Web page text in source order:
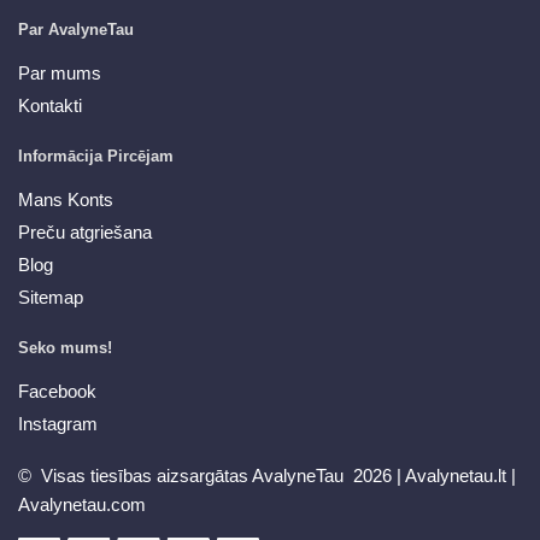
Par AvalyneTau
Par mums
Kontakti
Informācija Pircējam
Mans Konts
Preču atgriešana
Blog
Sitemap
Seko mums!
Facebook
Instagram
© Visas tiesības aizsargātas AvalyneTau 2026 | Avalynetau.lt |
Avalynetau.com